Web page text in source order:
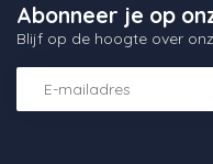
Abonneer je op
Blijf op de hoogte over